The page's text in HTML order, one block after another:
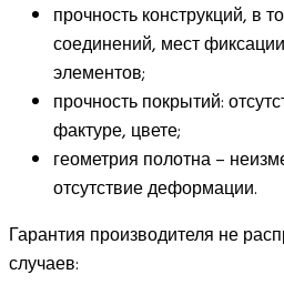
прочность конструкций, в
соединений, мест
элементов;
прочность покрытий:
фактуре, цвете;
геометрия полотна –
отсутствие деформации.
Гарантия производителя не
случаев: